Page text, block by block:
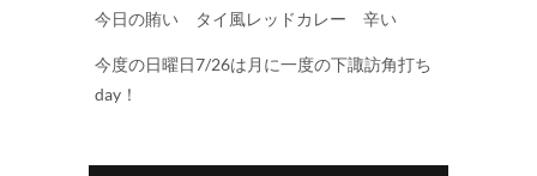
今日の賄い タイ風レッドカレー 辛い
今度の日曜日7/26は月に一度の下諏訪角打ち
day！